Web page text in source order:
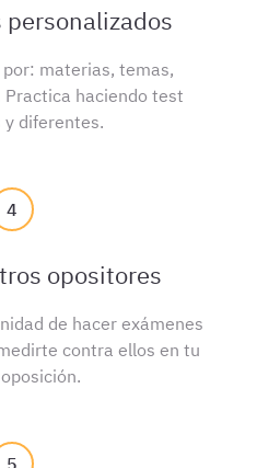
materias, temas,
haciendo test
diferentes.
4
opositores
de hacer exámenes
contra ellos en tu
5